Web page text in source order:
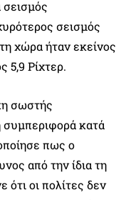
σεισμός
χώρα ήταν εκείνος
5,9 Ρίχτερ.
σωστής
κατά
πως ο
από την ίδια τη
οι πολίτες δεν